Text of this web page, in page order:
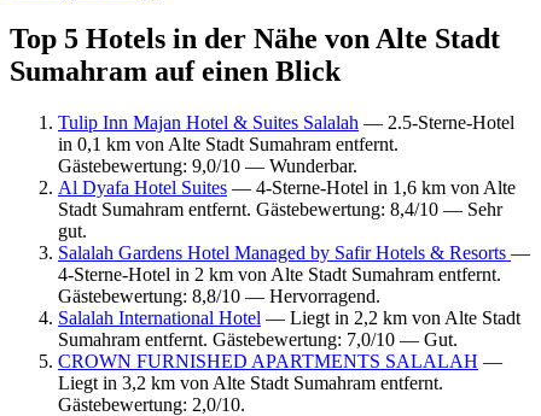
Top 5 Hotels in der Nähe von Alte Stadt
Sumahram auf einen Blick
Tulip Inn Majan Hotel & Suites Salalah — 2.5-Sterne-Hotel
in 0,1 km von Alte Stadt Sumahram entfernt.
Gästebewertung: 9,0/10 — Wunderbar.
Al Dyafa Hotel Suites — 4-Sterne-Hotel in 1,6 km von Alte
Stadt Sumahram entfernt. Gästebewertung: 8,4/10 — Sehr
gut.
Salalah Gardens Hotel Managed by Safir Hotels & Resorts —
4-Sterne-Hotel in 2 km von Alte Stadt Sumahram entfernt.
Gästebewertung: 8,8/10 — Hervorragend.
Salalah International Hotel — Liegt in 2,2 km von Alte Stadt
Sumahram entfernt. Gästebewertung: 7,0/10 — Gut.
CROWN FURNISHED APARTMENTS SALALAH —
Liegt in 3,2 km von Alte Stadt Sumahram entfernt.
Gästebewertung: 2,0/10.